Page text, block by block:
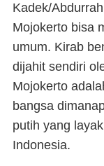
Kadek/
Mojokerto bisa
umum. Kirab
dijahit sendiri
Mojokerto
bangsa
putih yang
Indonesia.